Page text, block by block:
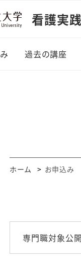
看護実
過去の講座
ホーム お申込み
専門職対象公